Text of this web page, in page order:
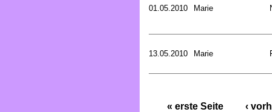
01.05.2010 Marie
13.05.2010 Marie
« erste Seite ‹